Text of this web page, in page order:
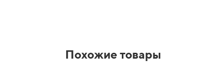
Похожие товары